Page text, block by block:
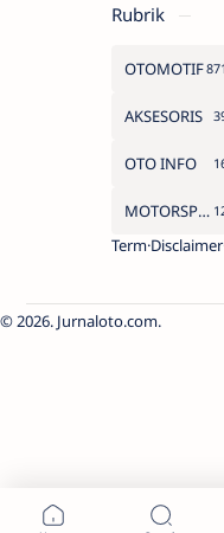
Rubrik
OTOMOTIF
AKSESORIS
OTO INFO
MOTORSPORT
Term Disclaimer
2026. Jurnaloto.com.